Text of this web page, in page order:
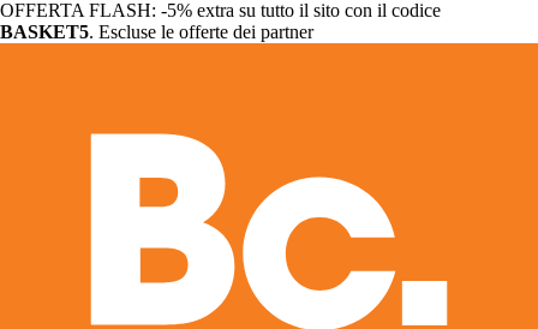
OFFERTA FLASH: -5% extra su tutto il sito con il codice
BASKET5. Escluse le offerte dei partner